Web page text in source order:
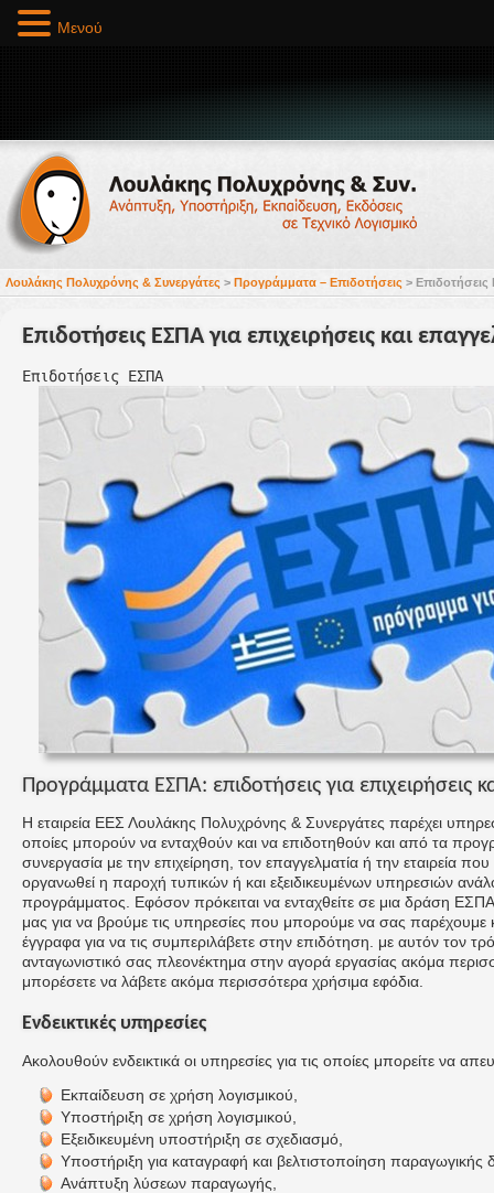
Λουλάκης Πολυχρόνης & Συνεργάτες > Προγράμματα – Επιδοτήσεις > Επιδοτήσεις
Επιδοτήσεις ΕΣΠΑ για επιχειρήσεις και
Επιδοτήσεις ΕΣΠΑ
Προγράμματα ΕΣΠΑ: επιδοτήσεις για επιχειρήσεις
Η εταιρεία ΕΕΣ Λουλάκης Πολυχρόνης & Συνεργάτες παρέχει
οποίες μπορούν να ενταχθούν και να επιδοτηθούν και από τα
συνεργασία με την επιχείρηση, τον επαγγελματία ή την εταιρεία
οργανωθεί η παροχή τυπικών ή και εξειδικευμένων υπηρεσιών
προγράμματος. Εφόσον πρόκειται να ενταχθείτε σε μια δράση
μας για να βρούμε τις υπηρεσίες που μπορούμε να σας
έγγραφα για να τις συμπεριλάβετε στην επιδότηση. με αυτόν τον
ανταγωνιστικό σας πλεονέκτημα στην αγορά εργασίας ακόμα
μπορέσετε να λάβετε ακόμα περισσότερα χρήσιμα εφόδια.
Ενδεικτικές υπηρεσίες
Ακολουθούν ενδεικτικά οι υπηρεσίες για τις οποίες μπορείτε να
Εκπαίδευση σε χρήση λογισμικού,
Υποστήριξη σε χρήση λογισμικού,
Εξειδικευμένη υποστήριξη σε σχεδιασμό,
Υποστήριξη για καταγραφή και βελτιστοποίηση παραγωγικής
Ανάπτυξη λύσεων παραγωγής,
Μενού